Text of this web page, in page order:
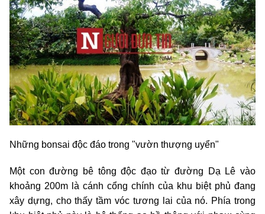
Những bonsai độc đáo trong "vườn thượng uyển"
Một con đường bê tông độc đạo từ đường Dạ Lê vào
khoảng 200m là cánh cổng chính của khu biệt phủ đang
xây dựng, cho thấy tầm vóc tương lai của nó. Phía trong